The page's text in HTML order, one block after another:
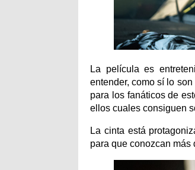
La película es
entender, como sí lo
para los fanáticos de
ellos cuales consiguen
La cinta está
para que conozcan más